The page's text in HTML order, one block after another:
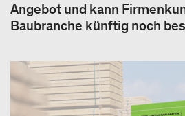
Angebot und kann
Baubranche künftig noch